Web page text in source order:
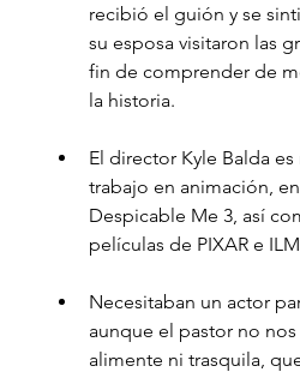
recibió el guión y se
su esposa visitaron las
fin de comprender de
la historia.
El director Kyle Balda
trabajo en animación,
Despicable Me 3, así
películas de PIXAR e
Necesitaban un actor
aunque el pastor no
alimente ni trasquila,